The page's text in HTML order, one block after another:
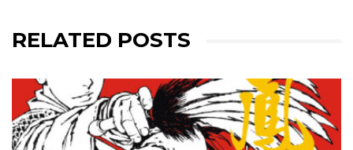
RELATED POSTS